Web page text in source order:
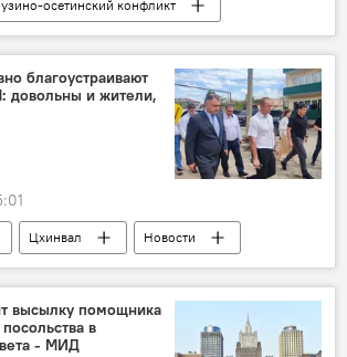
осетинский конфликт
Геноцид осетин
Северная Осетия
благоустраивают
довольны и жители,
Цхинвал
Новости
Строительство
высылку помощника
в
- МИД